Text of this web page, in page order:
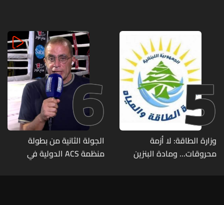
5
وزارة الطاقة: لا أزمة
محروقات... ومادة البنزين
6
الجولة الثانية من بطولة
منظمة ACS الدولية في